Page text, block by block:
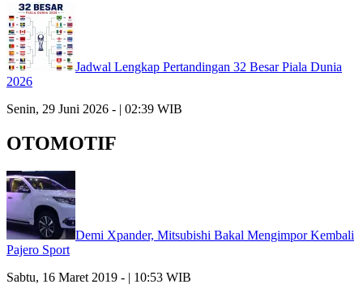
Jadwal Lengkap Pertandingan 32 Besar Piala Dunia
2026
Senin, 29 Juni 2026 - | 02:39 WIB
OTOMOTIF
Demi Xpander, Mitsubishi Bakal Mengimpor Kembali
Pajero Sport
Sabtu, 16 Maret 2019 - | 10:53 WIB